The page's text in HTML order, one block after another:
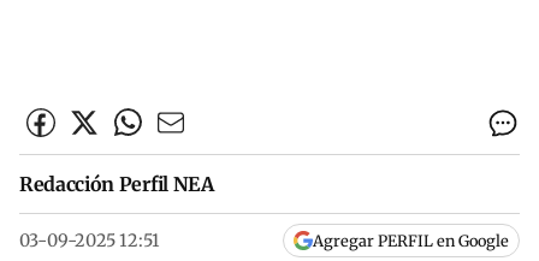
Redacción Perfil NEA
03-09-2025 12:51 Agregar PERFIL en Google